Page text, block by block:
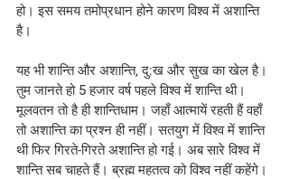
हो। इस समय तमोप्रधान होने कारण विश्व में अशान्ति
है।
यह भी शान्ति और अशान्ति, दु:ख और सुख का खेल है।
तुम जानते हो 5 हजार वर्ष पहले विश्व में शान्ति थी।
मूलवतन तो है ही शान्तिधाम। जहाँ आत्मायें रहती हैं वहाँ
तो अशान्ति का प्रश्न ही नहीं। सतयुग में विश्व में शान्ति
थी फिर गिरते-गिरते अशान्ति हो गई। अब सारे विश्व में
शान्ति सब चाहते हैं। ब्रह्म महतत्व को विश्व नहीं कहेंगे।